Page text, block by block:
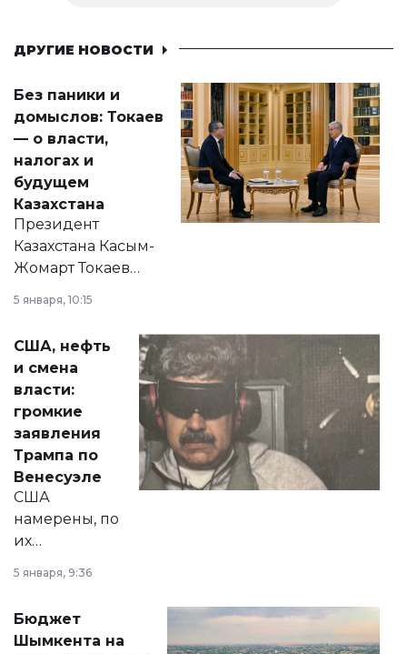
ДРУГИЕ НОВОСТИ
Без паники и
домыслов: Токаев
— о власти,
налогах и
будущем
Казахстана
Президент
Казахстана Касым-
Жомарт Токаев
сразу несколько
актуальных тем —
от слухов о
политических
реформах до
вопросов армии,
экономики и
личного здоровья.
5 января, 10:15
США, нефть
и смена
власти:
громкие
заявления
Трампа по
Венесуэле
США
намерены, по
их
принести
народу
Венесуэлы.
5 января, 9:36
Бюджет
Шымкента на